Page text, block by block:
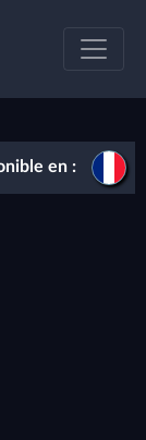
en :